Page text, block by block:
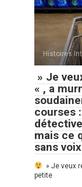
Histoires
» Je
« , a
courses
mais ce
sans voix
» Je veux
petite